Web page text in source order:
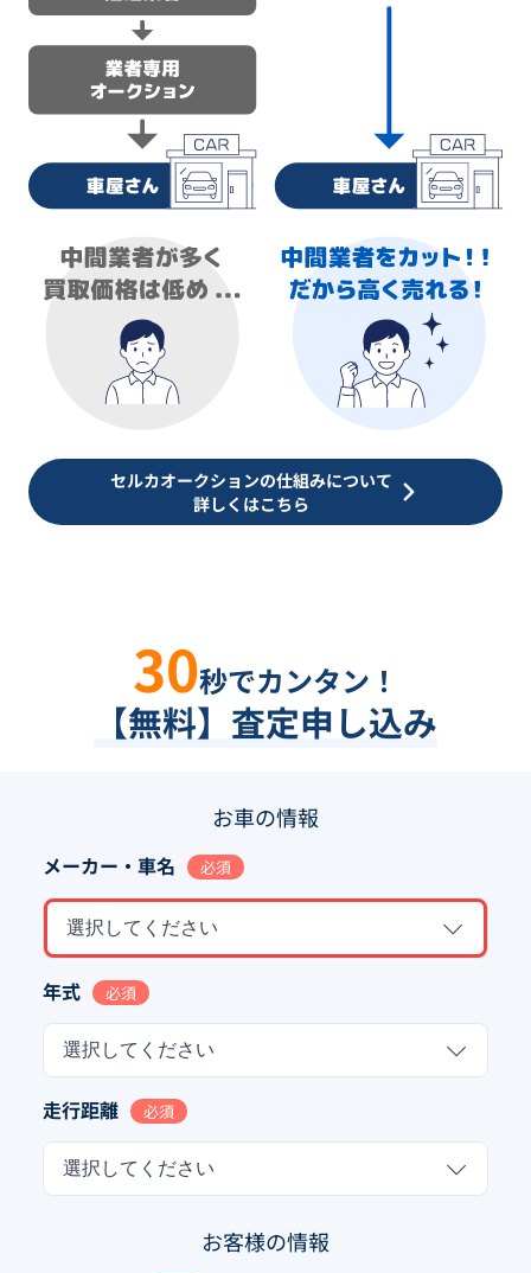
セルカオークションの仕組みについて
詳しくはこちら
30秒でカンタン！
【無料】査定申し込み
お車の情報
メーカー・車名 必須
選択してください
年式 必須
選択してください
走行距離 必須
選択してください
お客様の情報